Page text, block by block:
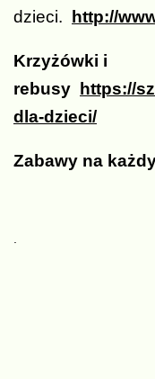
dzieci.
http://
Krzyżówki i
rebusy
https://
dla-dzieci/
Zabawy na